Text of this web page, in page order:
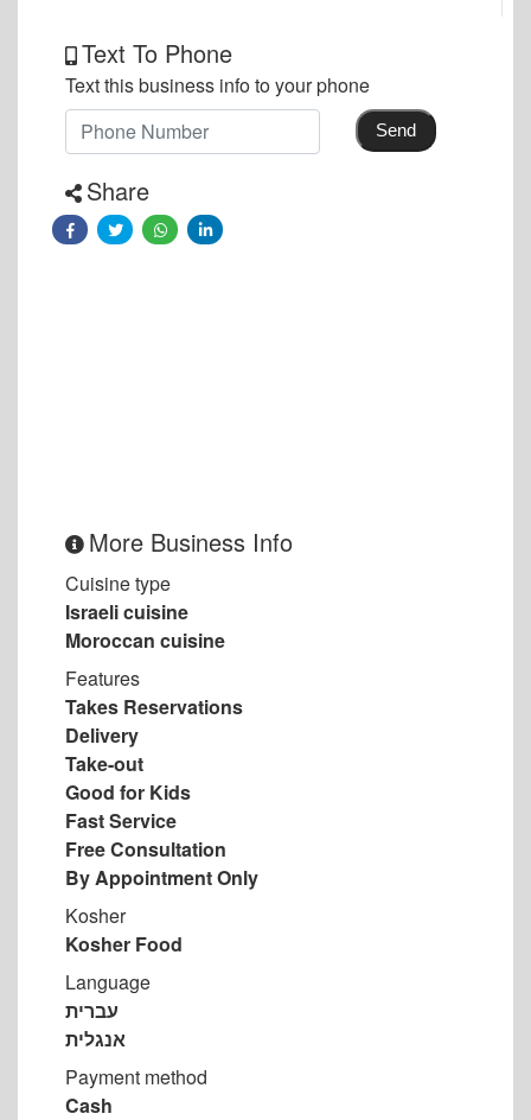
Text To Phone
Text this business info to your phone
Send
Share
More Business Info
Cuisine type
Israeli cuisine
Moroccan cuisine
Features
Takes Reservations
Delivery
Take-out
Good for Kids
Fast Service
Free Consultation
By Appointment Only
Kosher
Kosher Food
Language
עברית
אנגלית
Payment method
Cash